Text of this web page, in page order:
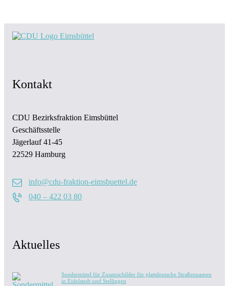
Kontakt
CDU Bezirksfraktion Eimsbüttel
Geschäftsstelle
Jägerlauf 41-45
22529 Hamburg
info@cdu-fraktion-eimsbuettel.de
040 – 422 03 80
Aktuelles
Sondermittel für Zusatzschilder für plattdeutsche Straßennamen
in Eidelstedt und Stellingen